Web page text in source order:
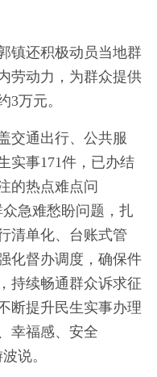
镇还积极动员当地群
劳动力，为群众提供
3万元。
交通出行、公共服
实事171件，已办结
的热点难点问
急难愁盼问题，扎
清单化、台账式管
化督办调度，确保件
持续畅通群众诉求征
断提升民生实事办理
幸福感、安全
说。